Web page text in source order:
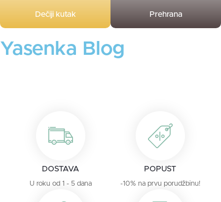
Dečiji kutak Prehrana
Yasenka Blog
DOSTAVA
U roku od 1 - 5 dana
POPUST
-10% na prvu porudžbinu!